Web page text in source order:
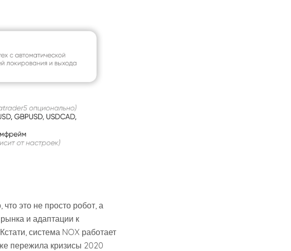
это не просто робот, а
и адаптации к
система NOX работает
пережила кризисы 2020